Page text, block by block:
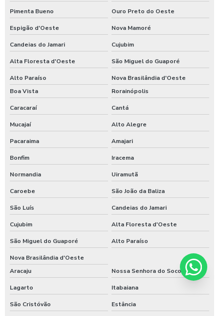
Pimenta Bueno Ouro Preto do Oeste
Espigão d'Oeste Nova Mamoré
Candeias do Jamari Cujubim
Alta Floresta d'Oeste São Miguel do Guaporé
Alto Paraíso
Nova Brasilândia d'Oeste
Boa Vista
Rorainópolis
Caracaraí Cantá
Mucajaí Alto Alegre
Pacaraima Amajari
Bonfim Iracema
Normandia Uiramutã
Caroebe São João da Baliza
São Luís Candeias do Jamari
Cujubim Alta Floresta d'Oeste
São Miguel do Guaporé Alto Paraíso
Nova Brasilândia d'Oeste
Aracaju
Nossa Senhora do Socorro
Lagarto Itabaiana
São Cristóvão Estância